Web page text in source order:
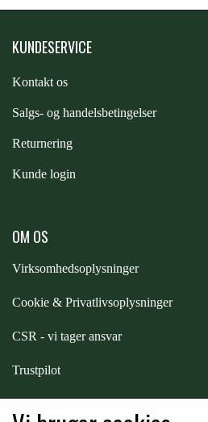
WAHLSTEN
WALSH
KUNDESERVICE
Kontakt os
Salgs- og handelsbetingelser
Returnering
Kunde login
OM OS
Virksomhedsoplysninger
Cookie & Privatlivsoplysninger
CSR - vi tager ansvar
Trustpilot